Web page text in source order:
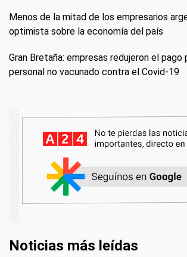
Menos de la mitad de los empresarios
optimista sobre la economía del país
Gran Bretaña: empresas redujeron el pago
personal no vacunado contra el Covid-19
Noticias más leídas